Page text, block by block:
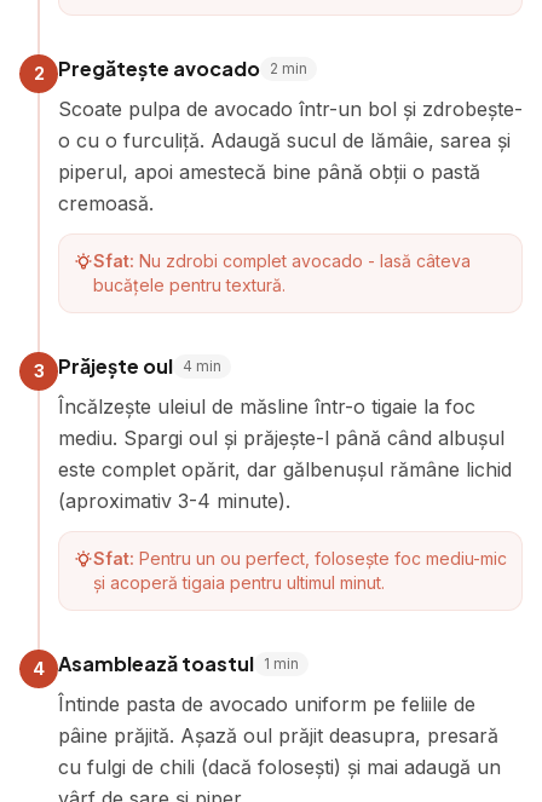
2 Pregătește avocado 2 min
Scoate pulpa de avocado într-un bol și zdrobește-
o cu o furculiță. Adaugă sucul de lămâie, sarea și
piperul, apoi amestecă bine până obții o pastă
cremoasă.
Sfat: Nu zdrobi complet avocado - lasă câteva
bucățele pentru textură.
3 Prăjește oul 4 min
Încălzește uleiul de măsline într-o tigaie la foc
mediu. Spargi oul și prăjește-l până când albușul
este complet opărit, dar gălbenușul rămâne lichid
(aproximativ 3-4 minute).
Sfat: Pentru un ou perfect, folosește foc mediu-mic
și acoperă tigaia pentru ultimul minut.
4 Asamblează toastul 1 min
Întinde pasta de avocado uniform pe feliile de
pâine prăjită. Așază oul prăjit deasupra, presară
cu fulgi de chili (dacă folosești) și mai adaugă un